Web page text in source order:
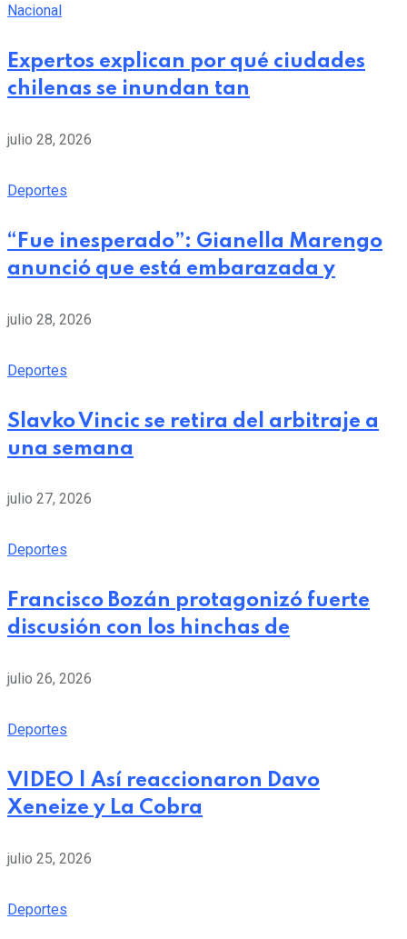
Nacional
Expertos explican por qué ciudades
chilenas se inundan tan
julio 28, 2026
Deportes
“Fue inesperado”: Gianella Marengo
anunció que está embarazada y
julio 28, 2026
Deportes
Slavko Vincic se retira del arbitraje a
una semana
julio 27, 2026
Deportes
Francisco Bozán protagonizó fuerte
discusión con los hinchas de
julio 26, 2026
Deportes
VIDEO | Así reaccionaron Davo
Xeneize y La Cobra
julio 25, 2026
Deportes